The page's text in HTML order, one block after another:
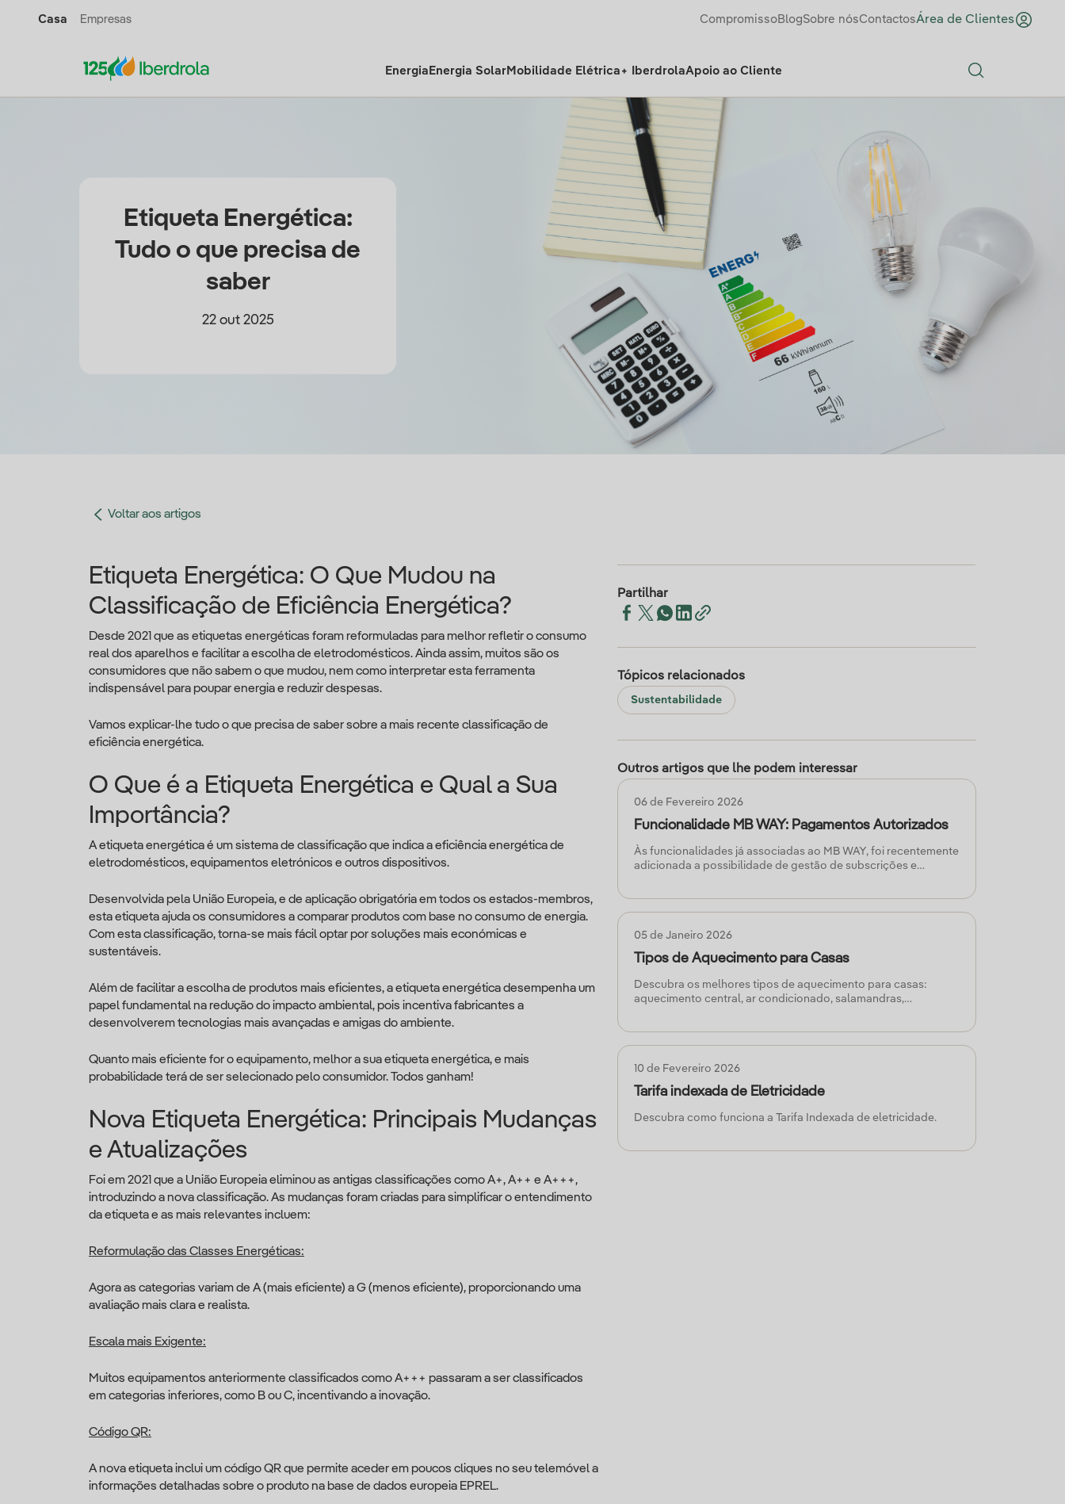
Casa Empresas CompromissoBlogSobre nósContactosÁrea de Clientes
Energia Energia Solar Mobilidade Elétrica + IberdrolaApoio ao Cliente
Etiqueta Energética:
Tudo o que precisa de
saber
22 out 2025
Voltar aos artigos
Etiqueta Energética: O Que Mudou na
Classificação de Eficiência Energética?
Desde 2021 que as etiquetas energéticas foram reformuladas para melhor refletir o consumo
real dos aparelhos e facilitar a escolha de eletrodomésticos. Ainda assim, muitos são os
consumidores que não sabem o que mudou, nem como interpretar esta ferramenta
indispensável para poupar energia e reduzir despesas.
Vamos explicar-lhe tudo o que precisa de saber sobre a mais recente classificação de
eficiência energética.
O Que é a Etiqueta Energética e Qual a Sua
Importância?
A etiqueta energética é um sistema de classificação que indica a eficiência energética de
eletrodomésticos, equipamentos eletrónicos e outros dispositivos.
Desenvolvida pela União Europeia, e de aplicação obrigatória em todos os estados-membros,
esta etiqueta ajuda os consumidores a comparar produtos com base no consumo de energia.
Com esta classificação, torna-se mais fácil optar por soluções mais económicas e
sustentáveis.
Além de facilitar a escolha de produtos mais eficientes, a etiqueta energética desempenha um
papel fundamental na redução do impacto ambiental, pois incentiva fabricantes a
desenvolverem tecnologias mais avançadas e amigas do ambiente.
Quanto mais eficiente for o equipamento, melhor a sua etiqueta energética, e mais
probabilidade terá de ser selecionado pelo consumidor. Todos ganham!
Nova Etiqueta Energética: Principais Mudanças
e Atualizações
Foi em 2021 que a União Europeia eliminou as antigas classificações como A+, A++ e A+++,
introduzindo a nova classificação. As mudanças foram criadas para simplificar o entendimento
da etiqueta e as mais relevantes incluem:
Reformulação das Classes Energéticas:
Agora as categorias variam de A (mais eficiente) a G (menos eficiente), proporcionando uma
avaliação mais clara e realista.
Escala mais Exigente:
Muitos equipamentos anteriormente classificados como A+++ passaram a ser classificados
em categorias inferiores, como B ou C, incentivando a inovação.
Código QR:
A nova etiqueta inclui um código QR que permite aceder em poucos cliques no seu telemóvel a
informações detalhadas sobre o produto na base de dados europeia EPREL.
Partilhar
Tópicos relacionados
Sustentabilidade
Outros artigos que lhe podem interessar
06 de Fevereiro 2026
Funcionalidade MB WAY: Pagamentos Autorizados
Às funcionalidades já associadas ao MB WAY, foi recentemente
adicionada a possibilidade de gestão de subscrições e
métodos de pagamento disponíveis na App Iberdrola Clientes
Portugal. Saiba como poderá começar a usufruir da
conveniência desta nova opção de pagamento.
05 de Janeiro 2026
Tipos de Aquecimento para Casas
Descubra os melhores tipos de aquecimento para casas:
aquecimento central, ar condicionado, salamandras,
10 de Fevereiro 2026
Tarifa indexada de Eletricidade
Descubra como funciona a Tarifa Indexada de eletricidade.